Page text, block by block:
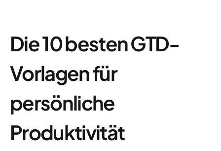
Die 10 besten GTD-
Vorlagen für
persönliche
Produktivität